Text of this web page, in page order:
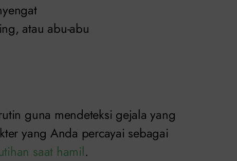
atau abu-abu
guna mendeteksi gejala yang
yang Anda percayai sebagai
saat hamil.